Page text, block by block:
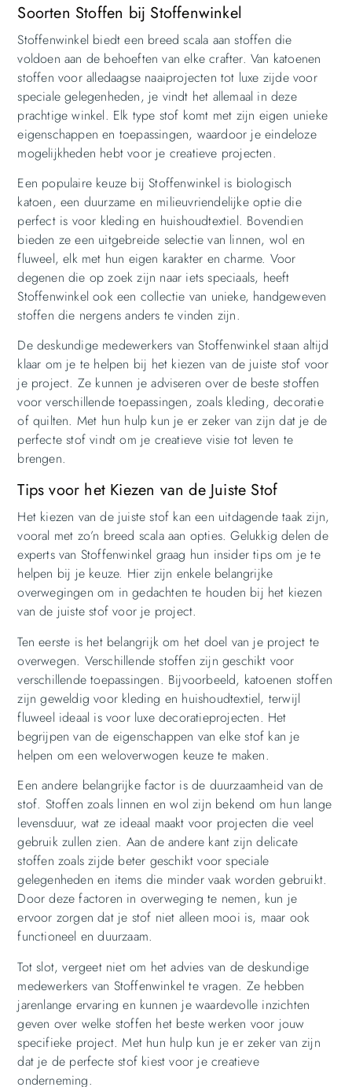
Soorten Stoffen bij Stoffenwinkel
Stoffenwinkel biedt een breed scala aan stoffen die
voldoen aan de behoeften van elke crafter. Van katoenen
stoffen voor alledaagse naaiprojecten tot luxe zijde voor
speciale gelegenheden, je vindt het allemaal in deze
prachtige winkel. Elk type stof komt met zijn eigen unieke
eigenschappen en toepassingen, waardoor je eindeloze
mogelijkheden hebt voor je creatieve projecten.
Een populaire keuze bij Stoffenwinkel is biologisch
katoen, een duurzame en milieuvriendelijke optie die
perfect is voor kleding en huishoudtextiel. Bovendien
bieden ze een uitgebreide selectie van linnen, wol en
fluweel, elk met hun eigen karakter en charme. Voor
degenen die op zoek zijn naar iets speciaals, heeft
Stoffenwinkel ook een collectie van unieke, handgeweven
stoffen die nergens anders te vinden zijn.
De deskundige medewerkers van Stoffenwinkel staan altijd
klaar om je te helpen bij het kiezen van de juiste stof voor
je project. Ze kunnen je adviseren over de beste stoffen
voor verschillende toepassingen, zoals kleding, decoratie
of quilten. Met hun hulp kun je er zeker van zijn dat je de
perfecte stof vindt om je creatieve visie tot leven te
brengen.
Tips voor het Kiezen van de Juiste Stof
Het kiezen van de juiste stof kan een uitdagende taak zijn,
vooral met zo’n breed scala aan opties. Gelukkig delen de
experts van Stoffenwinkel graag hun insider tips om je te
helpen bij je keuze. Hier zijn enkele belangrijke
overwegingen om in gedachten te houden bij het kiezen
van de juiste stof voor je project.
Ten eerste is het belangrijk om het doel van je project te
overwegen. Verschillende stoffen zijn geschikt voor
verschillende toepassingen. Bijvoorbeeld, katoenen stoffen
zijn geweldig voor kleding en huishoudtextiel, terwijl
fluweel ideaal is voor luxe decoratieprojecten. Het
begrijpen van de eigenschappen van elke stof kan je
helpen om een weloverwogen keuze te maken.
Een andere belangrijke factor is de duurzaamheid van de
stof. Stoffen zoals linnen en wol zijn bekend om hun lange
levensduur, wat ze ideaal maakt voor projecten die veel
gebruik zullen zien. Aan de andere kant zijn delicate
stoffen zoals zijde beter geschikt voor speciale
gelegenheden en items die minder vaak worden gebruikt.
Door deze factoren in overweging te nemen, kun je
ervoor zorgen dat je stof niet alleen mooi is, maar ook
functioneel en duurzaam.
Tot slot, vergeet niet om het advies van de deskundige
medewerkers van Stoffenwinkel te vragen. Ze hebben
jarenlange ervaring en kunnen je waardevolle inzichten
geven over welke stoffen het beste werken voor jouw
specifieke project. Met hun hulp kun je er zeker van zijn
dat je de perfecte stof kiest voor je creatieve
onderneming.